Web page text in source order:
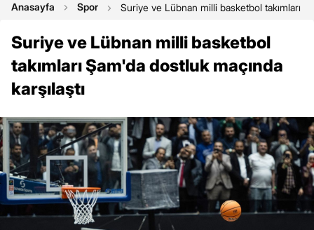
Anasayfa Spor Suriye ve Lübnan milli basketbol takımları
Suriye ve Lübnan milli basketbol
takımları Şam'da dostluk maçında
karşılaştı